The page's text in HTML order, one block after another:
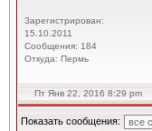
Зарегистрирован:
15.10.2011
Сообщения: 184
Откуда: Пермь
Пт Янв 22, 2016 8:29 pm
Показать сообщения: